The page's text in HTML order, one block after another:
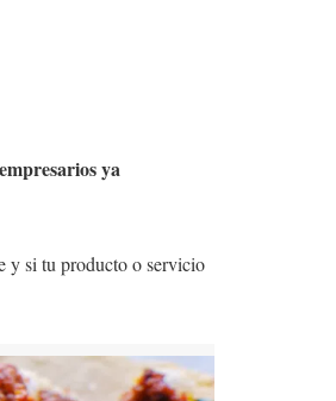
ya
y si tu producto o servicio